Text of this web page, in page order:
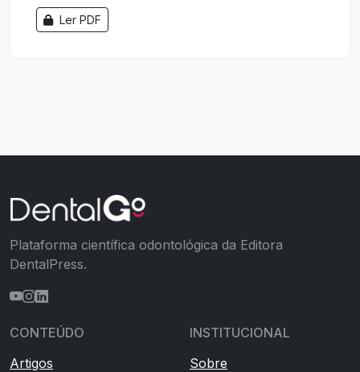
Ler PDF
Plataforma científica odontológica da Editora
DentalPress.
CONTEÚDO
Artigos
INSTITUCIONAL
Sobre